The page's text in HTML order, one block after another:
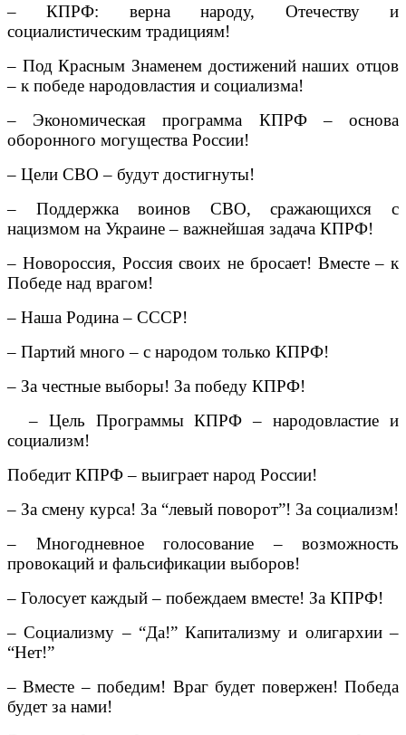
– КПРФ: верна народу, Отечеству и
социалистическим традициям!
– Под Красным Знаменем достижений наших отцов
– к победе народовластия и социализма!
– Экономическая программа КПРФ – основа
оборонного могущества России!
– Цели СВО – будут достигнуты!
– Поддержка воинов СВО, сражающихся с
нацизмом на Украине – важнейшая задача КПРФ!
– Новороссия, Россия своих не бросает! Вместе – к
Победе над врагом!
– Наша Родина – СССР!
– Партий много – с народом только КПРФ!
– За честные выборы! За победу КПРФ!
– Цель Программы КПРФ – народовластие и
социализм!
Победит КПРФ – выиграет народ России!
– За смену курса! За “левый поворот”! За социализм!
– Многодневное голосование – возможность
провокаций и фальсификации выборов!
– Голосует каждый – побеждаем вместе! За КПРФ!
– Социализму – “Да!” Капитализму и олигархии –
“Нет!”
– Вместе – победим! Враг будет повержен! Победа
будет за нами!